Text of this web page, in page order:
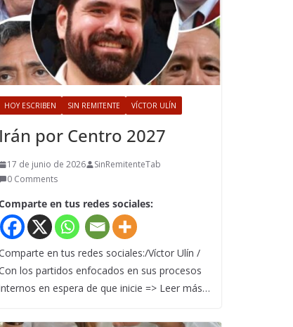
HOY ESCRIBEN SIN REMITENTE VÍCTOR ULÍN
Irán por Centro 2027
17 de junio de 2026
SinRemitenteTab
0 Comments
en tus redes sociales:
en tus redes sociales:/Víctor Ulín /
los partidos enfocados en sus procesos
en espera de que inicie => Leer más…